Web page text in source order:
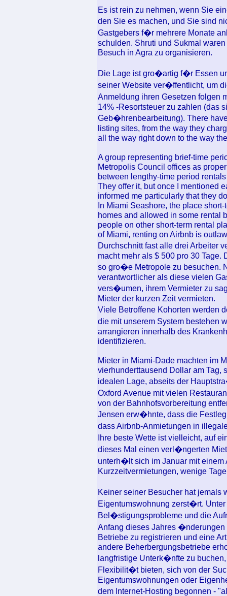
Es ist rein zu nehmen, wenn Sie
den Sie es machen, und Sie sind
Gastgebers f�r mehrere Monate
schulden. Shruti und Sukmal
Besuch in Agra zu organisieren.
Die Lage ist gro�artig f�r Essen
seiner Website ver�ffentlicht, um
Anmeldung ihren Gesetzen folgen
14% -Resortsteuer zu zahlen (das
Geb�hrenbearbeitung). There
listing sites, from the way they
all the way right down to the way
A group representing brief-time
Metropolis Council offices as
between lengthy-time period
They offer it, but once I mentioned
informed me particularly that they
In Miami Seashore, the place
homes and allowed in some rental
people on other short-term rental
of Miami, renting on Airbnb is
Durchschnitt fast alle drei Arbeiter
macht mehr als $ 500 pro 30
so gro�e Metropole zu besuchen.
verantwortlicher als diese vielen
vers�umen, ihrem Vermieter zu
Mieter der kurzen Zeit vermieten.
Viele Betroffene Kohorten werden
die mit unserem System bestehen
arrangieren innerhalb des
identifizieren.
Mieter in Miami-Dade machten im
vierhunderttausend Dollar am Tag,
idealen Lage, abseits der
Oxford Avenue mit vielen
von der Bahnhofsvorbereitung
Jensen erw�hnte, dass die
dass Airbnb-Anmietungen in
Ihre beste Wette ist vielleicht, auf
dieses Mal einen verl�ngerten
unterh�lt sich im Januar mit einem
Kurzzeitvermietungen, wenige
Keiner seiner Besucher hat
Eigentumswohnung zerst�rt.
Bel�stigungsprobleme und die
Anfang dieses Jahres
Betriebe zu registrieren und eine
andere Beherbergungsbetriebe
langfristige Unterk�nfte zu
Flexibilit�t bieten, sich von der
Eigentumswohnungen oder
dem Internet-Hosting begonnen -